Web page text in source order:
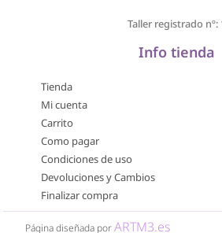
Taller registrado nº:
Info tienda
Tienda
Mi cuenta
Carrito
Como pagar
Condiciones de uso
Devoluciones y Cambios
Finalizar compra
Página diseñada porARTM3.es